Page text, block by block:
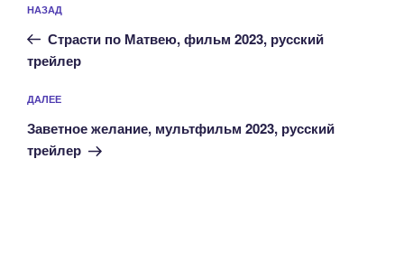
по
записям
Предыдущая
запись:
НАЗАД
Страсти по Матвею, фильм 2023, русский
трейлер
Следующая
запись
ДАЛЕЕ
Заветное желание, мультфильм 2023, русский
трейлер